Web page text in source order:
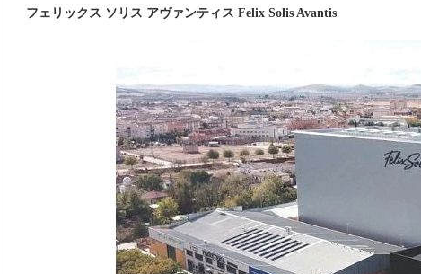
フェリックス ソリス アヴァンティス Felix Solis Avantis